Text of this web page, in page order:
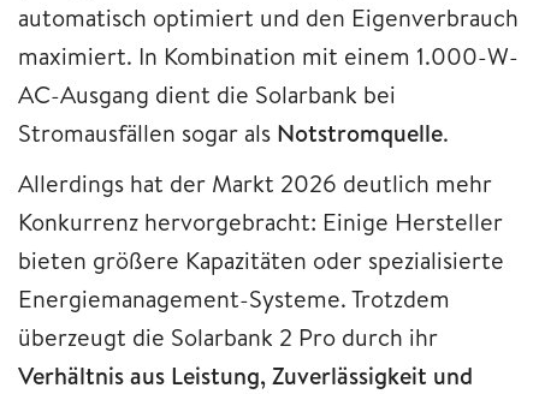
automatisch optimiert und den Eigenverbrauch
maximiert. In Kombination mit einem 1.000-W-
AC-Ausgang dient die Solarbank bei
Stromausfällen sogar als Notstromquelle.
Allerdings hat der Markt 2026 deutlich mehr
Konkurrenz hervorgebracht: Einige Hersteller
bieten größere Kapazitäten oder spezialisierte
Energiemanagement-Systeme. Trotzdem
überzeugt die Solarbank 2 Pro durch ihr
Verhältnis aus Leistung, Zuverlässigkeit und